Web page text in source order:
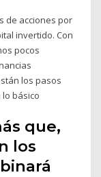
de acciones por
invertido. Con
pocos
los pasos
básico
que,
los